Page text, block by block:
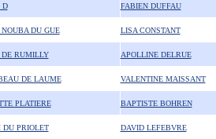
D FABIEN DUFFAU
DU GUE LISA CONSTANT
DE RUMILLY APOLLINE DELRUE
DE LAUME VALENTINE MAISSANT
PLATIERE BAPTISTE BOHREN
DU PRIOLET DAVID LEFEBVRE